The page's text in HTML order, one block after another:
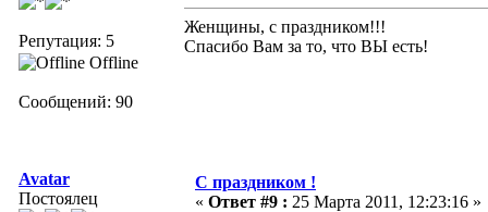
Репутация: 5
Offline
Сообщений: 90
Женщины, с праздником!!!
Спасибо Вам за то, что ВЫ есть!
Avatar
Постоялец
С праздником !
« Ответ #9 : 25 Марта 2011, 12:23:16 »